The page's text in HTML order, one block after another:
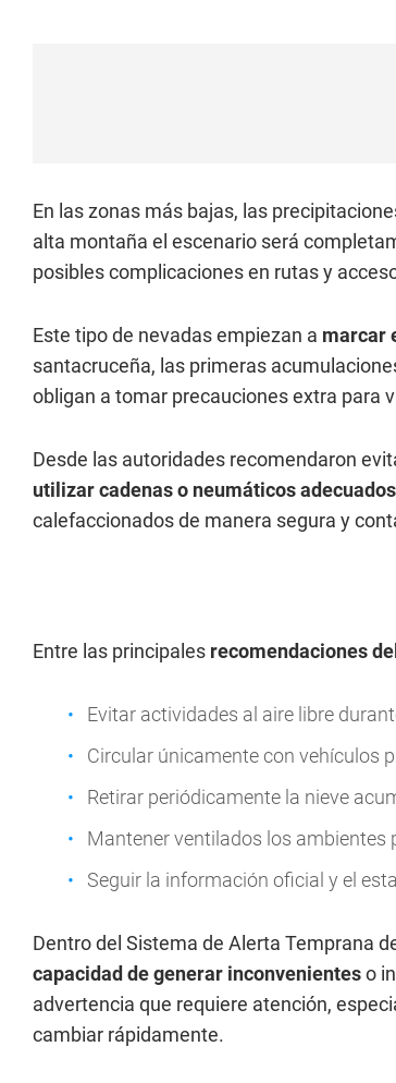
En las zonas más bajas, las
alta montaña el escenario será
posibles complicaciones en rutas y
Este tipo de nevadas empiezan a marcar
santacruceña, las primeras
obligan a tomar precauciones extra para
Desde las autoridades recomendaron
utilizar cadenas o neumáticos
calefaccionados de manera segura y
Entre las principales recomendaciones
Evitar actividades al aire libre
Circular únicamente con vehículos
Retirar periódicamente la nieve
Mantener ventilados los ambientes
Seguir la información oficial y el
Dentro del Sistema de Alerta Temprana
capacidad de generar inconvenienteso
advertencia que requiere atención,
cambiar rápidamente.